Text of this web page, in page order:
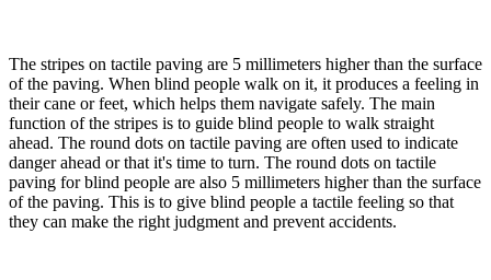
The stripes on tactile paving are 5 millimeters higher than the surface
of the paving. When blind people walk on it, it produces a feeling in
their cane or feet, which helps them navigate safely. The main
function of the stripes is to guide blind people to walk straight
ahead. The round dots on tactile paving are often used to indicate
danger ahead or that it's time to turn. The round dots on tactile
paving for blind people are also 5 millimeters higher than the surface
of the paving. This is to give blind people a tactile feeling so that
they can make the right judgment and prevent accidents.